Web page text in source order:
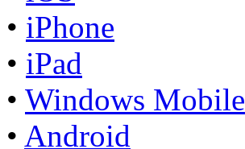
• iPhone
• iPad
• Windows Mobile
• Android